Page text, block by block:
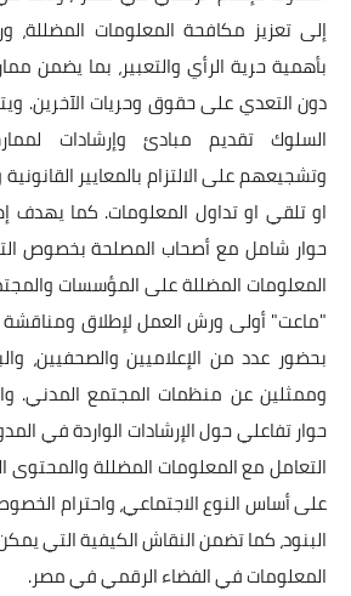
أسيوط
شمال
أخبار
أخبار الفن
صحة
البوابة
المزيد
اقتصاد
المرأة
حكاية
ثقافة
إلى تعزيز مكافحة المعلومات
بأهمية حرية الرأي والتعبير، بما يضمن
دون التعدي على حقوق وحريات الآخرين.
السلوك تقديم مبادئ وإرشادات
وتشجيعهم على الالتزام بالمعايير القانونية
او تلقي او تداول المعلومات. كما يهدف
حوار شامل مع أصحاب المصلحة بخصوص
المعلومات المضللة على المؤسسات
"ماعت" أولى ورش العمل لإطلاق
بحضور عدد من الإعلاميين والصحفيين،
وممثلين عن منظمات المجتمع المدني.
حوار تفاعلي حول الإرشادات الواردة في
التعامل مع المعلومات المضللة والمحتوى
على أساس النوع الاجتماعي، واحترام
البنود، كما تضمن النقاش الكيفية التي
المعلومات في الفضاء الرقمي في مصر.